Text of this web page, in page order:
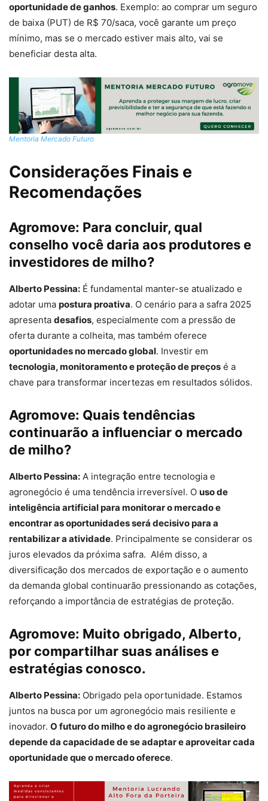
oportunidade de ganhos. Exemplo: ao comprar um seguro
de baixa (PUT) de R$ 70/saca, você garante um preço
mínimo, mas se o mercado estiver mais alto, vai se
beneficiar desta alta.
Mentoria Mercado Futuro
Considerações Finais e
Recomendações
Agromove: Para concluir, qual
conselho você daria aos produtores e
investidores de milho?
Alberto Pessina: É fundamental manter-se atualizado e
adotar uma postura proativa. O cenário para a safra 2025
apresenta desafios, especialmente com a pressão de
oferta durante a colheita, mas também oferece
oportunidades no mercado global. Investir em
tecnologia, monitoramento e proteção de preços é a
chave para transformar incertezas em resultados sólidos.
Agromove: Quais tendências
continuarão a influenciar o mercado
de milho?
Alberto Pessina: A integração entre tecnologia e
agronegócio é uma tendência irreversível. O uso de
inteligência artificial para monitorar o mercado e
encontrar as oportunidades será decisivo para a
rentabilizar a atividade. Principalmente se considerar os
juros elevados da próxima safra. Além disso, a
diversificação dos mercados de exportação e o aumento
da demanda global continuarão pressionando as cotações,
reforçando a importância de estratégias de proteção.
Agromove: Muito obrigado, Alberto,
por compartilhar suas análises e
estratégias conosco.
Alberto Pessina: Obrigado pela oportunidade. Estamos
juntos na busca por um agronegócio mais resiliente e
inovador. O futuro do milho e do agronegócio brasileiro
depende da capacidade de se adaptar e aproveitar cada
oportunidade que o mercado oferece.